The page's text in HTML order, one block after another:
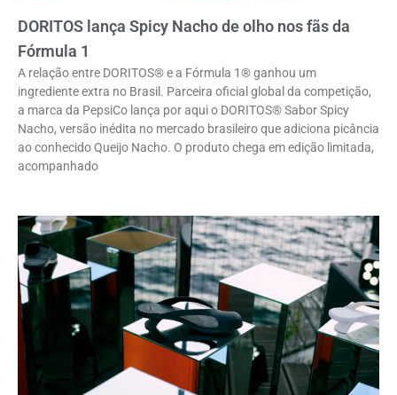
DORITOS lança Spicy Nacho de olho nos fãs da
Fórmula 1
A relação entre DORITOS® e a Fórmula 1® ganhou um
ingrediente extra no Brasil. Parceira oficial global da competição,
a marca da PepsiCo lança por aqui o DORITOS® Sabor Spicy
Nacho, versão inédita no mercado brasileiro que adiciona picância
ao conhecido Queijo Nacho. O produto chega em edição limitada,
acompanhado